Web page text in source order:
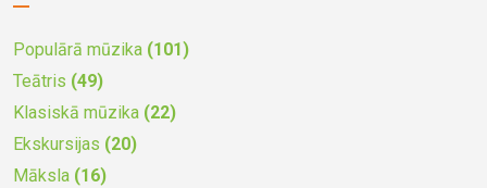
Populārā mūzika (101)
Teātris (49)
Klasiskā mūzika (22)
Ekskursijas (20)
Māksla (16)